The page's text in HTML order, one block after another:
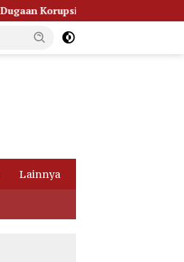
Pilkada, Kejati Kalteng Seret
Lainnya